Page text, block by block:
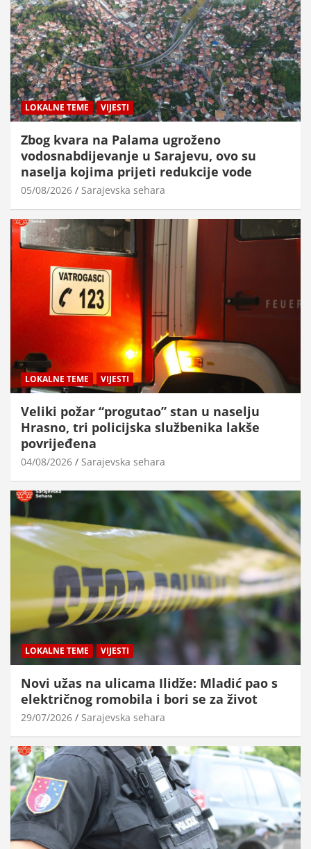
LOKALNE TEME VIJESTI
Zbog kvara na Palama ugroženo
vodosnabdijevanje u Sarajevu, ovo su
naselja kojima prijeti redukcije vode
05/08/2026 Sarajevska sehara
LOKALNE TEME VIJESTI
Veliki požar “progutao” stan u naselju
Hrasno, tri policijska službenika lakše
povrijeđena
04/08/2026 Sarajevska sehara
LOKALNE TEME VIJESTI
Novi užas na ulicama Ilidže: Mladić pao s
električnog romobila i bori se za život
29/07/2026 Sarajevska sehara